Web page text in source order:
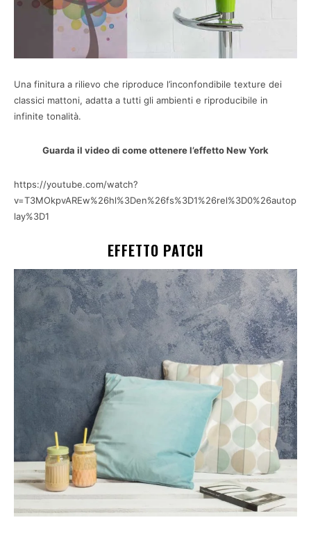
Una finitura a rilievo che riproduce l’inconfondibile texture dei
classici mattoni, adatta a tutti gli ambienti e riproducibile in
infinite tonalità.
Guarda il video di come ottenere l’effetto New York
https://youtube.com/watch?
v=T3MOkpvAREw%26hl%3Den%26fs%3D1%26rel%3D0%26autop
lay%3D1
EFFETTO PATCH